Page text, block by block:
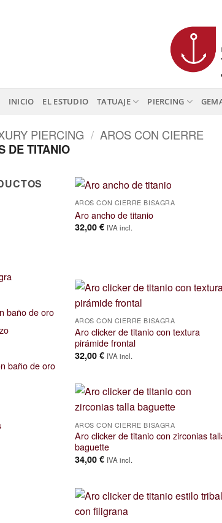
INICIO EL ESTUDIO TATUAJE PIERCING
PIERCING / AROS CON CIERRE
DE TITANIO
baño de oro
baño de oro
AROS CON CIERRE BISAGRA
Aro ancho de titanio
32,00 € IVA incl.
AROS CON CIERRE BISAGRA
Aro clicker de titanio con textura
pirámide frontal
32,00 € IVA incl.
AROS CON CIERRE BISAGRA
Aro clicker de titanio con zirconias
baguette
34,00 € IVA incl.